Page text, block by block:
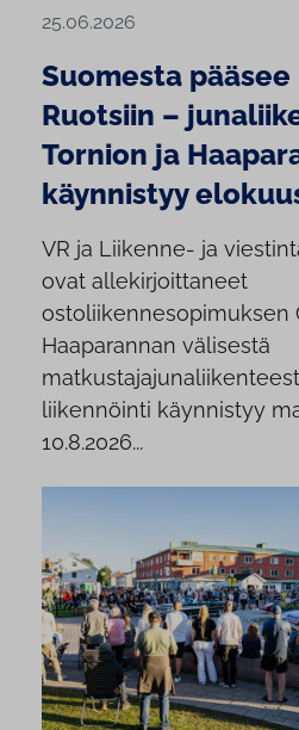
25.06.2026
Suomesta
Ruotsiin –
Tornion ja
käynnistyy
VR ja Liikenne- ja
ovat allekirjoittaneet
ostoliikennesopimuksen
Haaparannan välisestä
liikennöinti käynnistyy
10.8.2026...